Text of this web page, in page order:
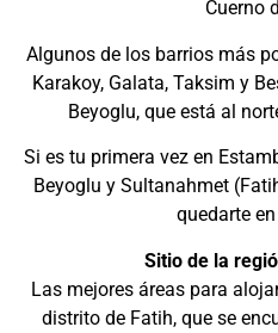
Cuerno
Algunos de los barrios más
Karakoy, Galata, Taksim y
Beyoglu, que está al
Si es tu primera vez en
Beyoglu y Sultanahmet
quedarte
Sitio de la
Las mejores áreas para
distrito de Fatih, que se